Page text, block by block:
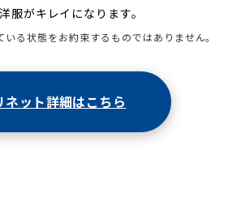
服がキレイになります。
る状態をお約束するものではありません。
ネット詳細はこちら